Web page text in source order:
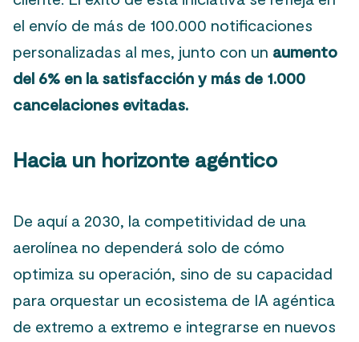
el envío de más de 100.000 notificaciones
personalizadas al mes, junto con un aumento
del 6% en la satisfacción y más de 1.000
cancelaciones evitadas.
Hacia un horizonte agéntico
De aquí a 2030, la competitividad de una
aerolínea no dependerá solo de cómo
optimiza su operación, sino de su capacidad
para orquestar un ecosistema de IA agéntica
de extremo a extremo e integrarse en nuevos